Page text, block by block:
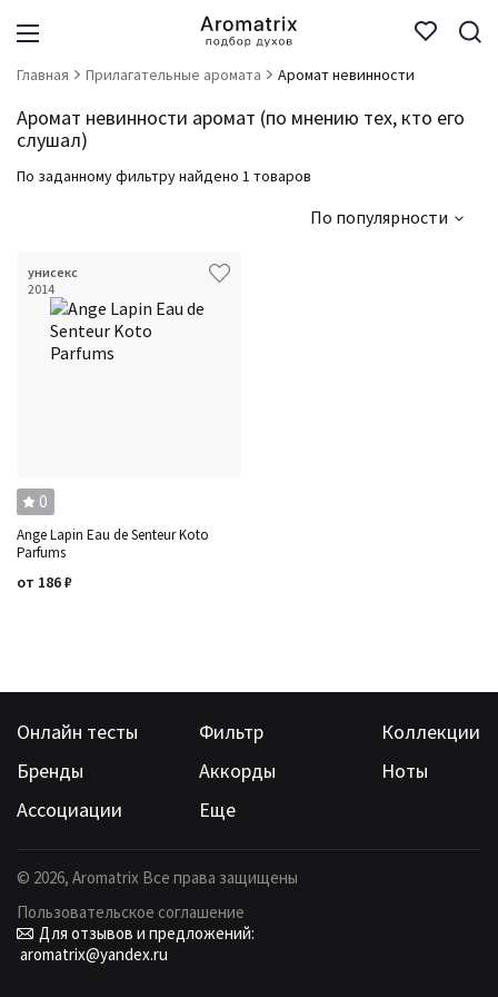
Главная Прилагательные аромата Аромат невинности
Аромат невинности аромат (по мнению тех, кто его
слушал)
По заданному фильтру найдено 1 товаров
По популярности
унисекс
2014
0
Ange Lapin Eau de Senteur Koto
Parfums
от 186₽
Онлайн тесты Фильтр
Коллекции
Бренды
Аккорды
Ноты
Ассоциации
Еще
© 2026, Aromatrix Все права защищены
Пользовательское соглашение
Для отзывов и предложений:
aromatrix@yandex.ru